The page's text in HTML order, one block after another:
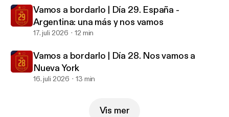
Vamos a bordarlo | Día 29. España -
Argentina: una más y nos vamos
17. juli 2026 12 min
Vamos a bordarlo | Día 28. Nos vamos a
Nueva York
16. juli 2026 13 min
Vis mer